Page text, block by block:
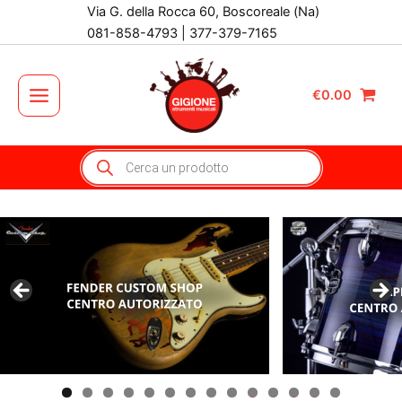
Via G. della Rocca 60, Boscoreale (Na)
081-858-4793 | 377-379-7165
Main
Menu
€0.00
Products
search